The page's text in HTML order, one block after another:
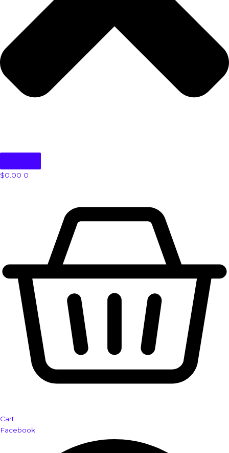
$0.00 0
Cart
Facebook